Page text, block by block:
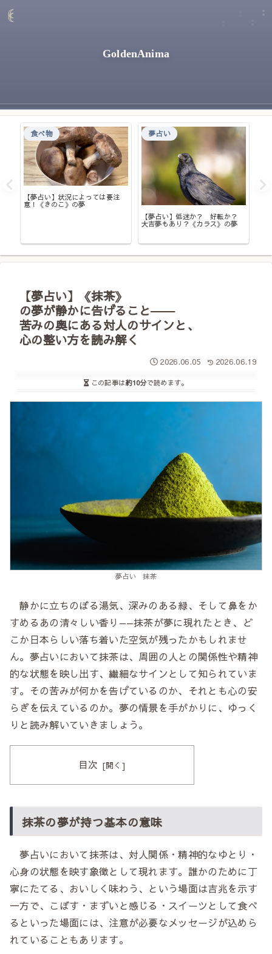
GoldenAnima
食べ物
【夢占い】状況によっては要注
意！《きのこ》の夢
夢占い
【夢占い】低迷か？ 好転か？
大吉夢もあり？《カラス》の夢
【夢占い】《抹茶》
の夢が静かに告げること――
苦みの奥にある対人のサインと、
心の整い方を読み解く
2026.06.05 2026.06.19
この記事は約10分で読めます。
夢占い 抹茶
静かに立ちのぼる湯気、深みのある緑、そして鼻をか
すめるあの清々しい香り——抹茶が夢に現れたとき、ど
こか日本らしい落ち着いた空気が残ったかもしれませ
ん。夢占いにおいて抹茶は、周囲の人との関係性や精神
的な状態を映し出す、繊細なサインとして知られていま
す。その苦みが何かを告げているのか、それとも心の安
らぎを伝えているのか。夢の情景を手がかりに、ゆっく
りと読み解いていきましょう。
目次
抹茶の夢が持つ基本の意味
夢占いにおいて抹茶は、対人関係・精神的なゆとり・
心身の状態を映す象徴として現れます。誰かのために丁
寧にたてる、おいしく味わう、という場面は吉兆を示す
一方で、こぼす・まずいと感じる・スイーツとして食べ
るといった場面には、注意が必要なメッセージが込めら
れていることもあります。